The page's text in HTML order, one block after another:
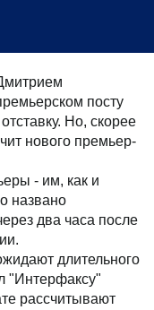
посту
Но, скорее
нового премьер-
- им, как и
названо
два часа после
длительного
"Интерфаксу"
рассчитывают